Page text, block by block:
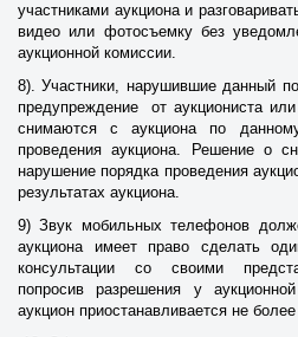
участниками аукциона и
видео или фотосъемку без
аукционной комиссии.
8). Участники, нарушившие данный
предупреждение от аукциониста
снимаются с аукциона по
проведения аукциона. Решение о
нарушение порядка проведения
результатах аукциона.
9) Звук мобильных телефонов
аукциона имеет право сделать
консультации со своими
попросив разрешения у
аукцион приостанавливается не